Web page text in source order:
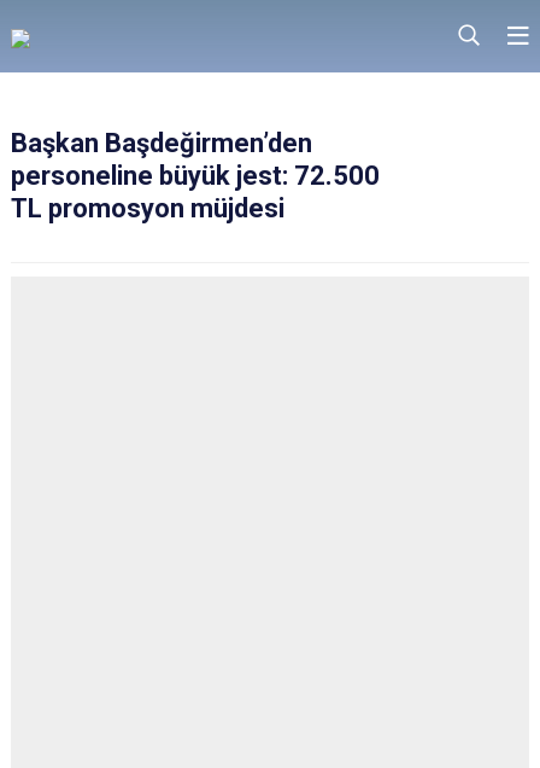
Başkan Başdeğirmen’den
personeline büyük jest: 72.500
TL promosyon müjdesi